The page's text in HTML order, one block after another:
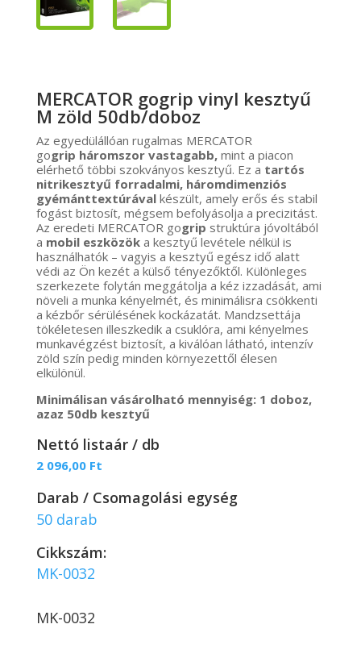
MERCATOR gogrip vinyl kesztyű
M zöld 50db/doboz
Az egyedülállóan rugalmas MERCATOR
gogrip háromszor vastagabb,mint a piacon
elérhető többi szokványos kesztyű. Ez a tartós
nitrikesztyű forradalmi, háromdimenziós
gyémánttextúrávalkészült, amely erős és stabil
fogást biztosít, mégsem befolyásolja a precizitást.
Az eredeti MERCATOR gogrip struktúra jóvoltából
a mobil eszközök a kesztyű levétele nélkül is
használhatók – vagyis a kesztyű egész idő alatt
védi az Ön kezét a külső tényezőktől. Különleges
szerkezete folytán meggátolja a kéz izzadását, ami
növeli a munka kényelmét, és minimálisra csökkenti
a kézbőr sérülésének kockázatát. Mandzsettája
tökéletesen illeszkedik a csuklóra, ami kényelmes
munkavégzést biztosít, a kiválóan látható, intenzív
zöld szín pedig minden környezettől élesen
elkülönül.
Minimálisan vásárolható mennyiség: 1 doboz,
azaz 50db kesztyű
Nettó listaár / db
2 096,00 Ft
Darab / Csomagolási egység
50 darab
Cikkszám:
MK-0032
MK-0032